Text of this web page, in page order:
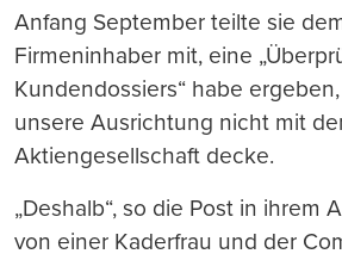
Anfang September teilte sie
Firmeninhaber mit, eine
Kundendossiers“ habe
unsere Ausrichtung nicht mit
Aktiengesellschaft decke.
„Deshalb“, so die Post in ihrem
von einer Kaderfrau und der